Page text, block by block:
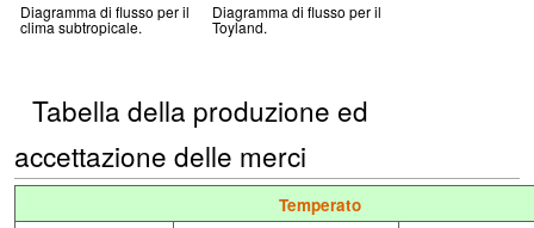
Diagramma di flusso per il
clima subtropicale.
Diagramma di flusso per il
Toyland.
Tabella della produzione ed
accettazione delle merci
Temperato